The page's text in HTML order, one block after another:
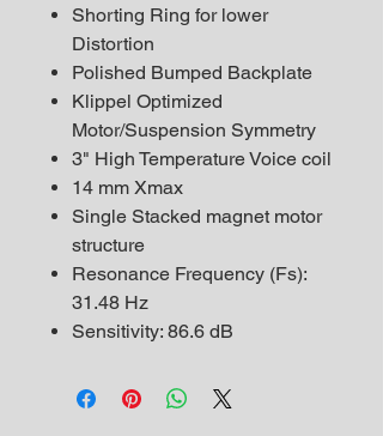
Shorting Ring for lower
Distortion
Polished Bumped Backplate
Klippel Optimized
Motor/Suspension Symmetry
3" High Temperature Voice coil
14 mm Xmax
Single Stacked magnet motor
structure
Resonance Frequency (Fs):
31.48 Hz
Sensitivity: 86.6 dB